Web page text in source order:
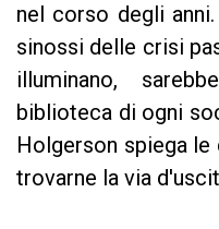
nel corso degli
sinossi delle crisi
illuminano,
biblioteca di ogni
Holgerson spiega
trovarne la via